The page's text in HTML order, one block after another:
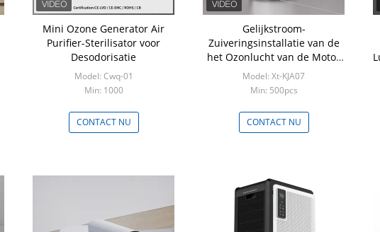
Mini Ozone Generator Air
Purifier-Sterilisator voor
Desodorisatie
Model: Cwq-01
Min: 1000
CONTACT NU
Gelijkstroom-
Zuiveringsinstallatie van de
het Ozonlucht van de Motor
de Kleine Slaapkamer
Draagbaar met UVlichtoem
ODM
Model: Xt-KJA07
Min: 500pcs
CONTACT NU